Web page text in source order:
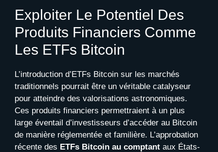
Exploiter Le Potentiel Des
Produits Financiers Comme
Les ETFs Bitcoin
L’introduction d’ETFs Bitcoin sur les marchés
traditionnels pourrait être un véritable catalyseur
pour atteindre des valorisations astronomiques.
Ces produits financiers permettraient à un plus
large éventail d’investisseurs d’accéder au Bitcoin
de manière réglementée et familière. L’approbation
récente des ETFs Bitcoin au comptant aux États-